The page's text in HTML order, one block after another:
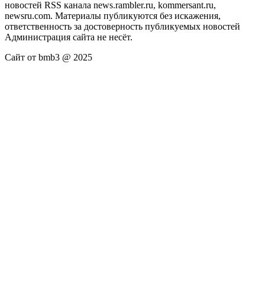
новостей RSS канала news.rambler.ru, kommersant.ru,
newsru.com. Материалы публикуются без искажения,
ответственность за достоверность публикуемых новостей
Администрация сайта не несёт.
Сайт от bmb3 @ 2025